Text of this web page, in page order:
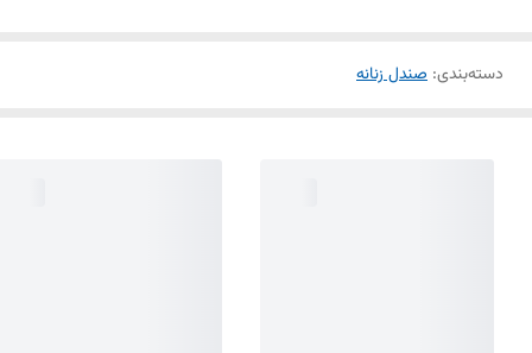
دسته‌بندی: صندل زنانه